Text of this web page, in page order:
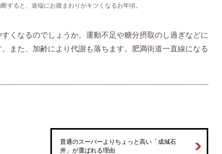
すると、途端にお腹まわりがキツくなるお年頃。
くなるのでしょうか。運動不足や糖分摂取のし過ぎなどに
また、加齢により代謝も落ちます。肥満街道一直線になる
普通のスーパーよりちょっと高い「成城石
井」が選ばれる理由